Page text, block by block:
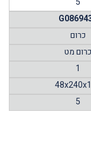
כרום
כרום מט
1
5